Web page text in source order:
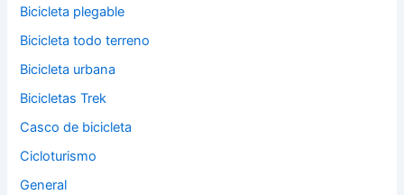
Bicicleta plegable
Bicicleta todo terreno
Bicicleta urbana
Bicicletas Trek
Casco de bicicleta
Cicloturismo
General